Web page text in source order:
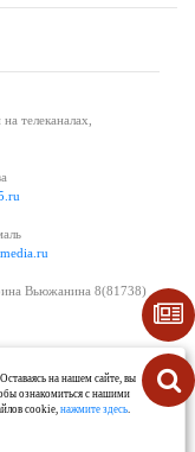
телеканалах,
Вьюжанина 8(81738)
данных
на нашем сайте, вы
ознакомиться с нашими
cookie,нажмите здесь.